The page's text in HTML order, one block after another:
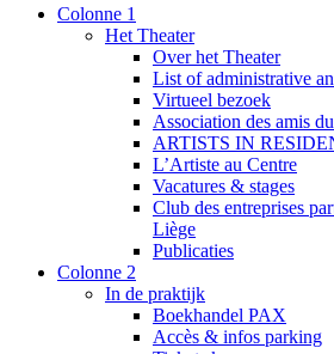
Colonne 1
Het Theater
Over het Theater
List of administrative
Virtueel bezoek
Association des amis
ARTISTS IN
L’Artiste au Centre
Vacatures & stages
Club des entreprises
Liège
Publicaties
Colonne 2
In de praktijk
Boekhandel PAX
Accès & infos parking